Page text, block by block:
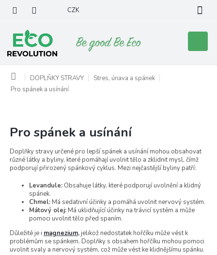
obsah
CZK
košík
Domů DOPLŇKY STRAVY
Stres, únava a spánek
Pro spánek a usínání
P
s
t
r
a
n
Pro spánek a usínání
Doplňky stravy určené pro lepší spánek a usínání mohou obsahovat
různé látky a byliny, které pomáhají uvolnit tělo a zklidnit mysl, čímž
podporují přirozený spánkový cyklus. Mezi nejčastější byliny patří:
Levandule: Obsahuje látky, které podporují uvolnění a klidný
spánek.
Chmel: Má sedativní účinky a pomáhá uvolnit nervový systém.
Mátový olej: Má uklidňující účinky na trávicí systém a může
pomoci uvolnit tělo před spaním.
Důležité je i magnezium,jelikož nedostatek hořčíku může vést k
problémům se spánkem. Doplňky s obsahem hořčíku mohou pomoci
uvolnit svaly a nervový systém, což může vést ke klidnějšímu spánku.